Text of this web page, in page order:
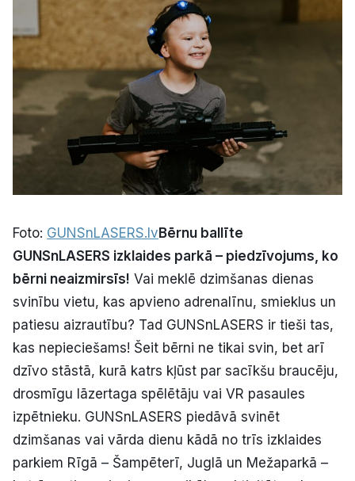
Foto: GUNSnLASERS.lvBērnu ballīte
GUNSnLASERS izklaides parkā – piedzīvojums, ko
bērni neaizmirsīs! Vai meklē dzimšanas dienas
svinību vietu, kas apvieno adrenalīnu, smieklus un
patiesu aizrautību? Tad GUNSnLASERS ir tieši tas,
kas nepieciešams! Šeit bērni ne tikai svin, bet arī
dzīvo stāstā, kurā katrs kļūst par sacīkšu braucēju,
drosmīgu lāzertaga spēlētāju vai VR pasaules
izpētnieku. GUNSnLASERS piedāvā svinēt
dzimšanas vai vārda dienu kādā no trīs izklaides
parkiem Rīgā – Šampēterī, Juglā un Mežaparkā –